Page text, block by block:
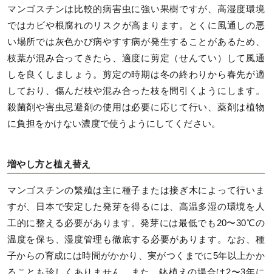
マンゴスチンは比較的病害虫に強い果樹ですが、高湿度環境
ではカビや根腐れのリスクが高まります。とくに風通しの悪
い場所では灰色かび病やすす病が発生することがあるため、
枝葉が混み合ってきたら、適度に剪定（せんてい）して風通
しを良くしましょう。剪定の時期は冬の終わりから春先が適
しており、傷んだ枝や混み合った枝を間引くようにします。
殺菌剤や害虫忌避剤の使用は必要に応じて行い、薬剤は植物
に負担をかけない濃度で使うようにしてください。
増やし方と植え替え
マンゴスチンの繁殖は主に種子または接ぎ木によって行いま
すが、日本で安定した発芽を得るには、高温多湿の環境を人
工的に整える必要があります。発芽には最低でも20〜30℃の
温度を保ち、湿度管理も徹底する必要があります。なお、種
子からの育成には時間がかかり、実がつくまでに5年以上かか